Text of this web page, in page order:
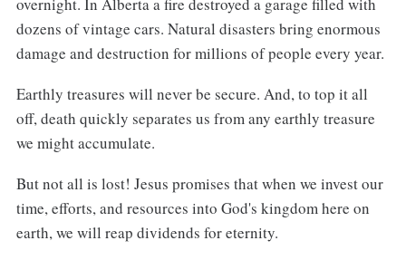
dozens of vintage cars. Natural disasters bring enormous
damage and destruction for millions of people every year.
Earthly treasures will never be secure. And, to top it all
off, death quickly separates us from any earthly treasure
we might accumulate.
But not all is lost! Jesus promises that when we invest our
time, efforts, and resources into God's kingdom here on
earth, we will reap dividends for eternity.